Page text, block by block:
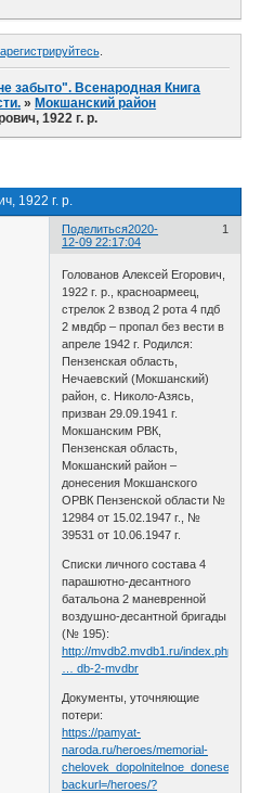
.
забыто". Всенародная Книга
» Мокшанский район
1922 г. р.
1922 г. р.
Поделиться 1
2020-
12-09 22:17:04
Голованов Алексей Егорович,
1922 г. р., красноармеец,
стрелок 2 взвод 2 рота 4 пдб
2 мвдбр – пропал без вести в
апреле 1942 г. Родился:
Пензенская область,
Нечаевский (Мокшанский)
район, с. Николо-Азясь,
призван 29.09.1941 г.
Мокшанским РВК,
Пензенская область,
Мокшанский район –
донесения Мокшанского
ОРВК Пензенской области №
12984 от 15.02.1947 г., №
39531 от 10.06.1947 г.
Списки личного состава 4
парашютно-десантного
батальона 2 маневренной
воздушно-десантной бригады
(№ 195):
http://mvdb2.mvdb1.ru/index.php/spiski-
… db-2-mvdbr
Документы, уточняющие
потери:
https://pamyat-
naroda.ru/heroes/memorial-
backurl=/heroes/?